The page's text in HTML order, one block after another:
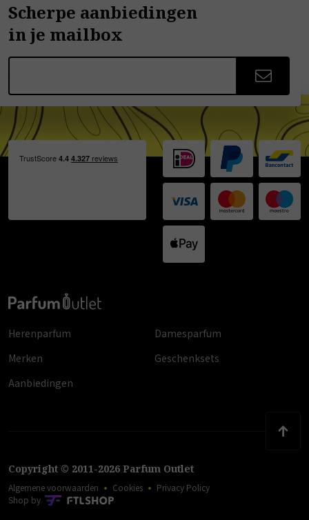
Scherpe aanbiedingen
in je mailbox
Herenparfum
Damesparfum
Merken
Geschenksets
Aanbiedingen
Copyright © 2011-2026 Parfum Outlet
Algemene voorwaarden Cookies
Privacy Policy
Shop by